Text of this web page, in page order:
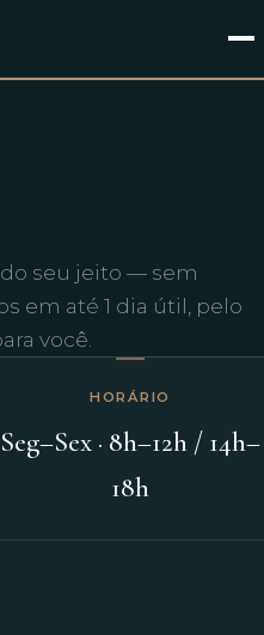
seu jeito — sem
em até 1 dia útil, pelo
você.
HORÁRIO
Seg–Sex · 8h–12h / 14h–
18h